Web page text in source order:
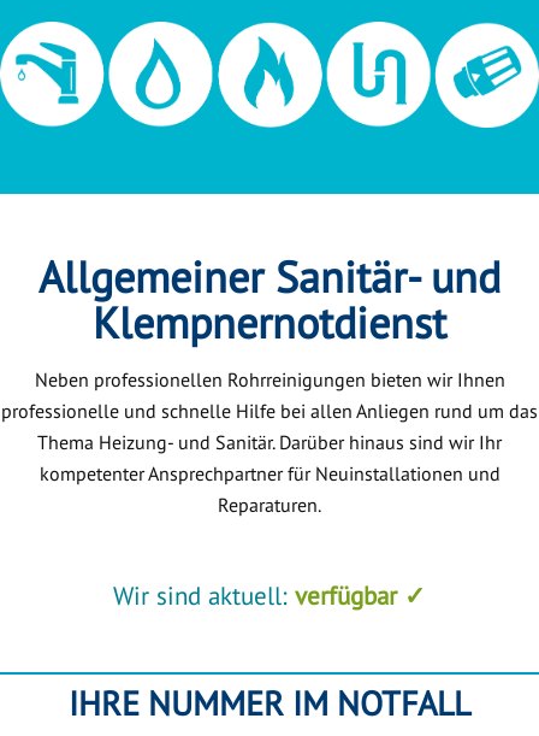
Allgemeiner Sanitär- und
Klempnernotdienst
Neben professionellen Rohrreinigungen bieten wir Ihnen
professionelle und schnelle Hilfe bei allen Anliegen rund um das
Thema Heizung- und Sanitär. Darüber hinaus sind wir Ihr
kompetenter Ansprechpartner für Neuinstallationen und
Reparaturen.
Wir sind aktuell: verfügbar ✓
IHRE NUMMER IM NOTFALL